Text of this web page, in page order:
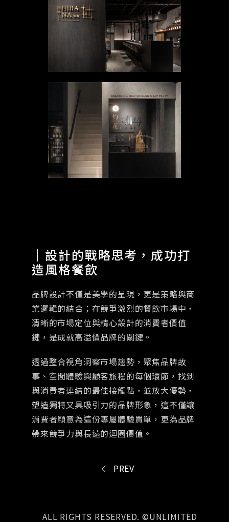
｜設計的戰略思考，成功打
造風格餐飲
品牌設計不僅是美學的呈現，更是策略與商
業邏輯的結合；在競爭激烈的餐飲市場中，
清晰的市場定位與精心設計的消費者價值
鏈，是成就高溢價品牌的關鍵。
透過整合視角洞察市場趨勢，聚焦品牌故
事、空間體驗與顧客旅程的每個環節，找到
與消費者連結的最佳接觸點，並放大優勢，
塑造獨特又具吸引力的品牌形象，這不僅讓
消費者願意為這份專屬體驗買單，更為品牌
帶來競爭力與長遠的迴圈價值。
PREV
ALL RIGHTS RESERVED. ©UNLIMITED